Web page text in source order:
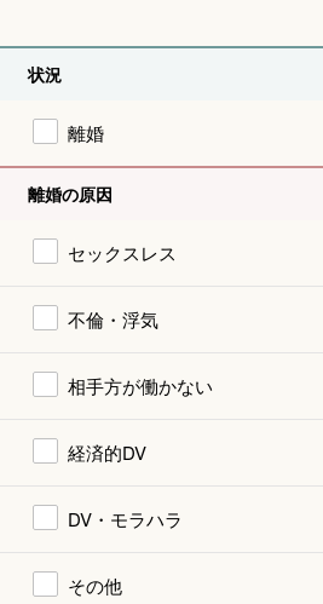
状況
離婚
離婚の原因
セックスレス
不倫・浮気
相手方が働かない
経済的DV
DV・モラハラ
その他